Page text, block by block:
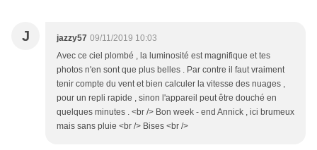
J jazzy57 09/11/2019 10:03
Avec ce ciel plombé , la luminosité est magnifique et tes
photos n'en sont que plus belles . Par contre il faut vraiment
tenir compte du vent et bien calculer la vitesse des nuages ,
pour un repli rapide , sinon l'appareil peut être douché en
quelques minutes . <br /> Bon week - end Annick , ici brumeux
mais sans pluie <br /> Bises <br />